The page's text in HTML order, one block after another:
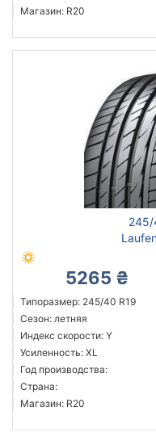
Магазин: R20
245/
5265 ₴
Типоразмер: 245/40 R19
Сезон: летняя
Индекс скорости: Y
Усиленность: XL
Год производства:
Страна:
Магазин: R20